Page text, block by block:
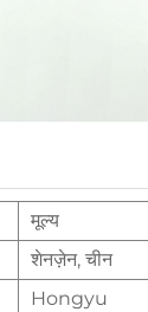
मूल्य
शेनज़ेन, चीन
Hongyu